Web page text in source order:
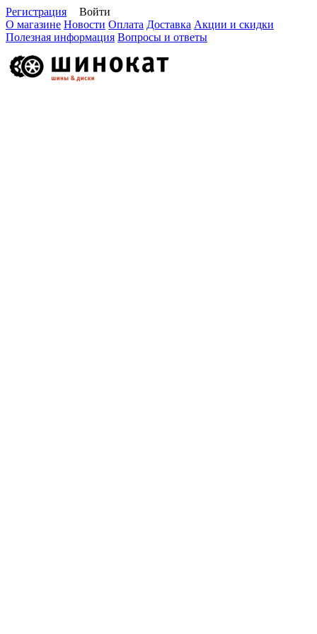
Регистрация
Войти
О магазине Новости Оплата Доставка Акции и скидки
Полезная информация Вопросы и ответы